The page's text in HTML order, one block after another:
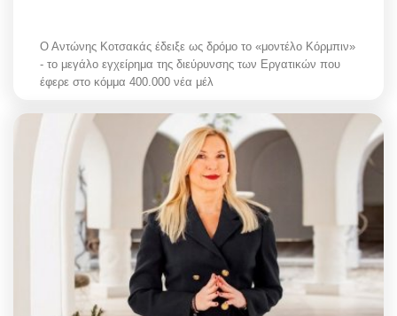
Ο Αντώνης Κοτσακάς έδειξε ως δρόμο το «μοντέλο Κόρμπιν»
- το μεγάλο εγχείρημα της διεύρυνσης των Εργατικών που
έφερε στο κόμμα 400.000 νέα μέλ